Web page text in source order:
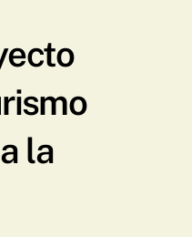
la